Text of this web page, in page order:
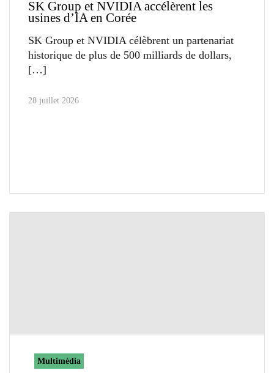
SK Group et NVIDIA accélèrent les
usines d’IA en Corée
SK Group et NVIDIA célèbrent un partenariat
historique de plus de 500 milliards de dollars,
28 juillet 2026
Multimédia